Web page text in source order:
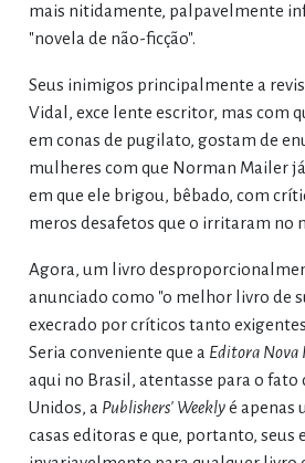
mais nitidamente, palpavelmente
"novela de não-ficção".
Seus inimigos principalmente a
Vidal, exce lente escritor, mas com
em conas de pugilato, gostam de
mulheres com que Norman Mailer já
em que ele brigou, bêbado, com
meros desafetos que o irritaram no
Agora, um livro
anunciado como "o melhor livro de
execrado por críticos tanto
Seria conveniente que a Editora Nova
aqui no Brasil, atentasse para o fato
Unidos, a Publishers' Weeklyé apenas
casas editoras e que, portanto, seus